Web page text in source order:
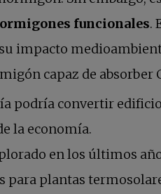
funcionales.
impacto
capaz de absorber
podría convertir
la economía.
en los últimos
para plantas